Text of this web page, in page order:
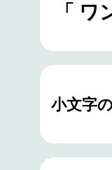
小文字
「 ワ